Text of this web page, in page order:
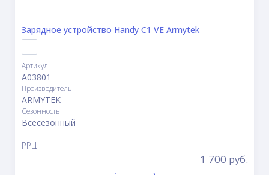
Зарядное устройство Handy C1 VE Armytek
Артикул
A03801
Производитель
ARMYTEK
Сезонность
Всесезонный
РРЦ
1 700 руб.